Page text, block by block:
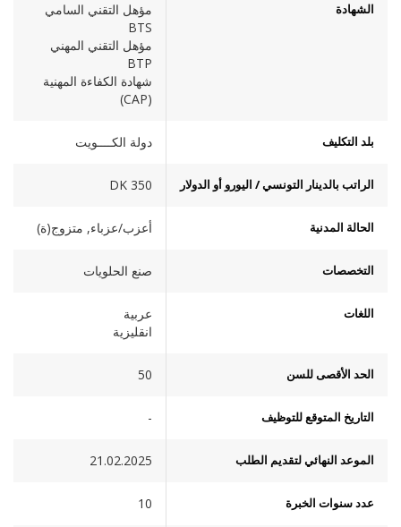
الشهادة
مؤهل التقني السامي
BTS
مؤهل التقني المهني
BTP
شهادة الكفاءة المهنية
(CAP)
بلد التكليف دولة الكــــويت
الراتب بالدينار التونسي / اليورو أو الدولار 350 DK
الحالة المدنية أعزب/عزباء, متزوج(ة)
التخصصات صنع الحلويات
اللغات
عربية
انقليزية
الحد الأقصى للسن 50
التاريخ المتوقع للتوظيف -
الموعد النهائي لتقديم الطلب 21.02.2025
عدد سنوات الخبرة 10